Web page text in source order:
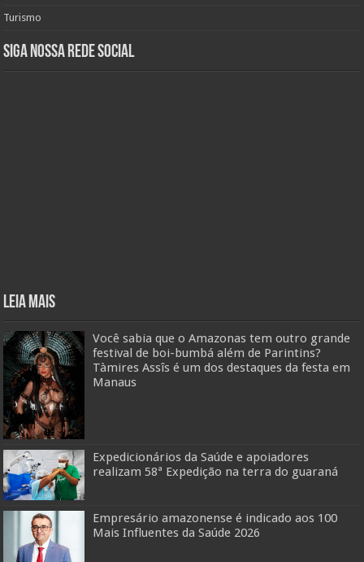
Turismo
Siga nossa rede social
Leia mais
Você sabia que o Amazonas tem outro grande
festival de boi-bumbá além de Parintins?
Tàmires Assîs é um dos destaques da festa em
Manaus
Expedicionários da Saúde e apoiadores
realizam 58ª Expedição na terra do guaraná
Empresário amazonense é indicado aos 100
Mais Influentes da Saúde 2026